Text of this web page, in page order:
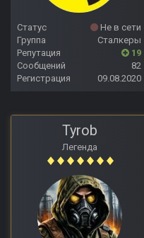
Статус
Не в сети
Группа
Сталкеры
Репутация
19
Сообщений
82
Регистрация
09.08.2020
Tyrob
Легенда